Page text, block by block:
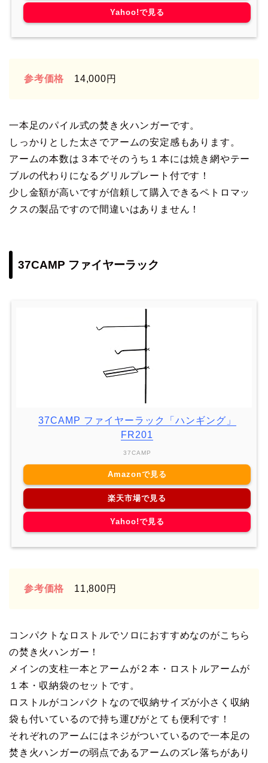
Yahoo!で見る
参考価格 14,000円
一本足のパイル式の焚き火ハンガーです。
しっかりとした太さでアームの安定感もあります。
アームの本数は３本でそのうち１本には焼き網やテー
ブルの代わりになるグリルプレート付です！
少し金額が高いですが信頼して購入できるペトロマッ
クスの製品ですので間違いはありません！
37CAMP ファイヤーラック
37CAMP ファイヤーラック「ハンギング」
FR201
37CAMP
Amazonで見る
楽天市場で見る
Yahoo!で見る
参考価格 11,800円
コンパクトなロストルでソロにおすすめなのがこちら
の焚き火ハンガー！
メインの支柱一本とアームが２本・ロストルアームが
１本・収納袋のセットです。
ロストルがコンパクトなので収納サイズが小さく収納
袋も付いているので持ち運びがとても便利です！
それぞれのアームにはネジがついているので一本足の
焚き火ハンガーの弱点であるアームのズレ落ちがあり